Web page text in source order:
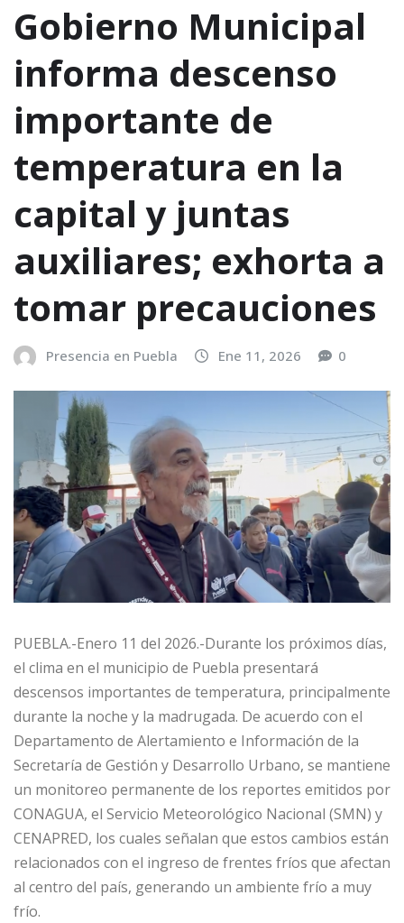
Gobierno Municipal
informa descenso
importante de
temperatura en la
capital y juntas
auxiliares; exhorta a
tomar precauciones
Presencia en Puebla Ene 11, 2026 0
PUEBLA.-Enero 11 del 2026.-Durante los próximos días,
el clima en el municipio de Puebla presentará
descensos importantes de temperatura, principalmente
durante la noche y la madrugada. De acuerdo con el
Departamento de Alertamiento e Información de la
Secretaría de Gestión y Desarrollo Urbano, se mantiene
un monitoreo permanente de los reportes emitidos por
CONAGUA, el Servicio Meteorológico Nacional (SMN) y
CENAPRED, los cuales señalan que estos cambios están
relacionados con el ingreso de frentes fríos que afectan
al centro del país, generando un ambiente frío a muy
frío.